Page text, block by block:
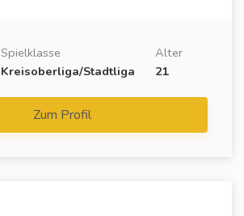
Spielklasse
Kreisoberliga/Stadtliga
Alter
21
Zum Profil